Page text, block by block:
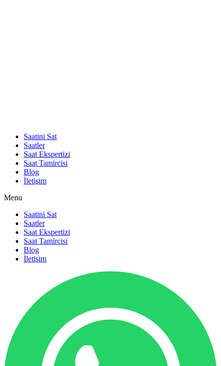
Saatini Sat
Saatler
Saat Ekspertizi
Saat Tamircisi
Blog
İletişim
Menu
Saatini Sat
Saatler
Saat Ekspertizi
Saat Tamircisi
Blog
İletişim